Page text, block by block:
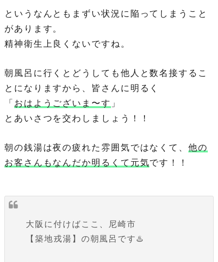
というなんともまずい状況に陥ってしまうこと
があります。
精神衛生上良くないですね。
朝風呂に行くとどうしても他人と数名接するこ
とになりますから、皆さんに明るく
「 おはようございま〜す 」
とあいさつを交わしましょう！！
朝の銭湯は夜の疲れた雰囲気ではなくて、他の
お客さんもなんだか明るくて元気です！！
大阪に付けばここ、尼崎市
【築地戎湯】の朝風呂です♨️